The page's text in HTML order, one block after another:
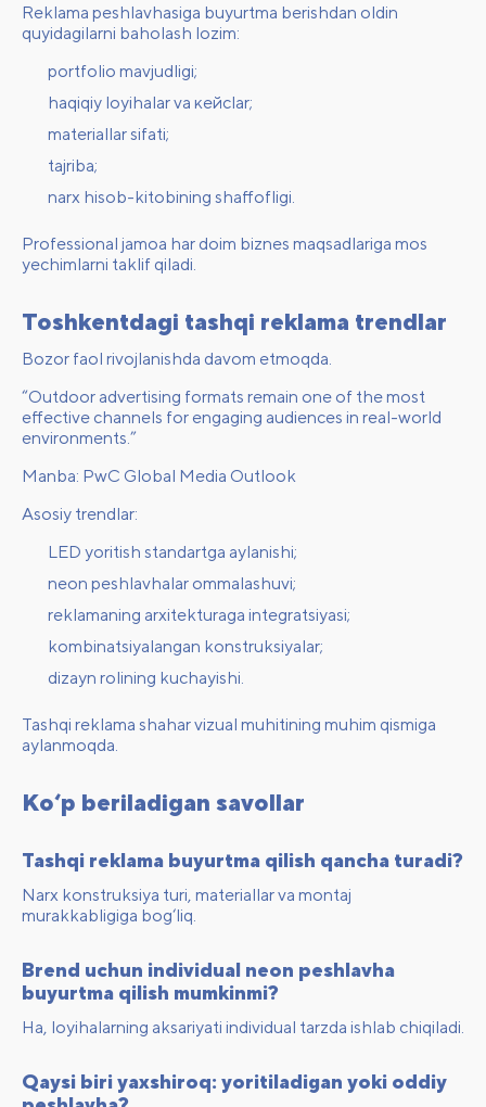
Reklama peshlavhasiga buyurtma berishdan oldin
quyidagilarni baholash lozim:
portfolio mavjudligi;
haqiqiy loyihalar va кейсlar;
materiallar sifati;
tajriba;
narx hisob-kitobining shaffofligi.
Professional jamoa har doim biznes maqsadlariga mos
yechimlarni taklif qiladi.
Toshkentdagi tashqi reklama trendlar
Bozor faol rivojlanishda davom etmoqda.
“Outdoor advertising formats remain one of the most
effective channels for engaging audiences in real-world
environments.”
Manba: PwC Global Media Outlook
Asosiy trendlar:
LED yoritish standartga aylanishi;
neon peshlavhalar ommalashuvi;
reklamaning arxitekturaga integratsiyasi;
kombinatsiyalangan konstruksiyalar;
dizayn rolining kuchayishi.
Tashqi reklama shahar vizual muhitining muhim qismiga
aylanmoqda.
Ko‘p beriladigan savollar
Tashqi reklama buyurtma qilish qancha turadi?
Narx konstruksiya turi, materiallar va montaj
murakkabligiga bog‘liq.
Brend uchun individual neon peshlavha
buyurtma qilish mumkinmi?
Ha, loyihalarning aksariyati individual tarzda ishlab chiqiladi.
Qaysi biri yaxshiroq: yoritiladigan yoki oddiy